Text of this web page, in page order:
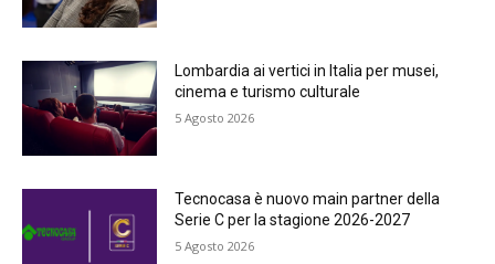
Lombardia ai vertici in Italia per musei,
cinema e turismo culturale
5 Agosto 2026
Tecnocasa è nuovo main partner della
Serie C per la stagione 2026-2027
5 Agosto 2026